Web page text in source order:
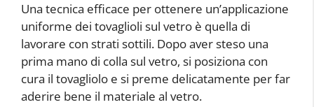
Una tecnica efficace per ottenere un’applicazione
uniforme dei tovaglioli sul vetro è quella di
lavorare con strati sottili. Dopo aver steso una
prima mano di colla sul vetro, si posiziona con
cura il tovagliolo e si preme delicatamente per far
aderire bene il materiale al vetro.